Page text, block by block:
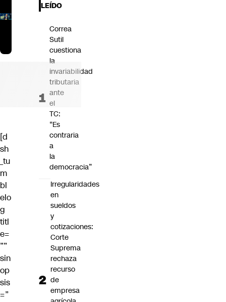
[d
sh
_tu
m
bl
elo
g
titl
e=
””
sin
op
sis
=”
LEÍDO
Correa
Sutil
cuestiona
la
invariabilidad
tributaria
ante
el
TC:
“Es
contraria
a
la
democracia”
Irregularidades
en
sueldos
y
cotizaciones:
Corte
Suprema
rechaza
recurso
de
empresa